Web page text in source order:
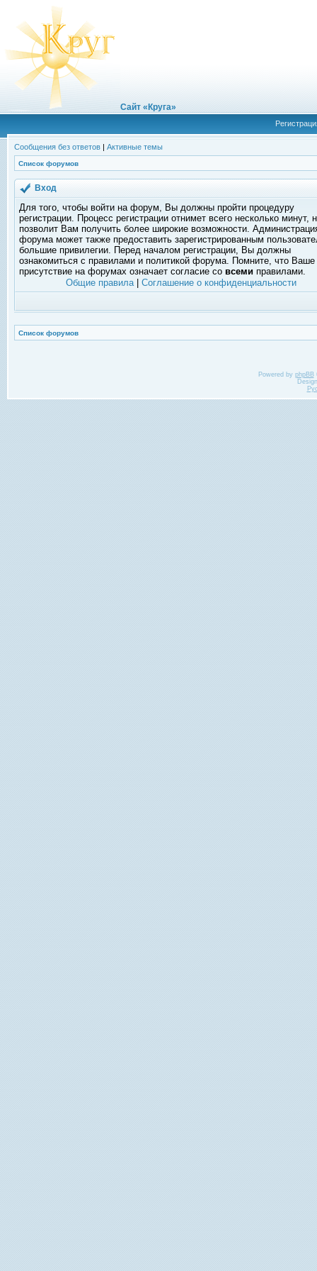
Сайт «Круга»
Сообщения без ответов | Активные темы
Список форумов
Вход
Для того, чтобы войти на форум, Вы должны пройти процедуру
регистрации. Процесс регистрации отнимет всего несколько минут,
позволит Вам получить более широкие возможности.
форума может также предоставить зарегистрированным
большие привилегии. Перед началом регистрации, Вы должны
ознакомиться с правилами и политикой форума. Помните, что Ваше
присутствие на форумах означает согласие со всеми правилами.
Общие правила| Соглашение о конфиденциальности
Список форумов
Powered by phpBB